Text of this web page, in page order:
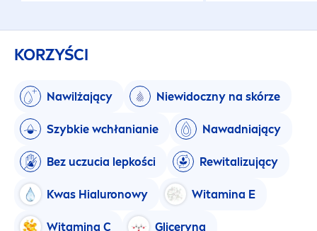
KORZYŚCI
Nawilżający Niewidoczny na skórze
Szybkie wchłanianie Nawadniający
Bez uczucia lepkości Rewitalizujący
Kwas Hialuronowy Witamina E
Witamina C Gliceryna